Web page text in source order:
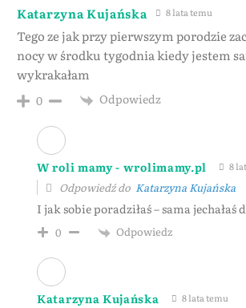
Katarzyna Kujańska 8 lata temu
Tego ze jak przy pierwszym porodzie
nocy w środku tygodnia kiedy jestem
wykrakałam
0 Odpowiedz
W roli mamy - wrolimamy.pl 8
Odpowiedź do Katarzyna Kujańska
I jak sobie poradziłaś – sama jechałaś
0 Odpowiedz
Katarzyna Kujańska 8 lata temu